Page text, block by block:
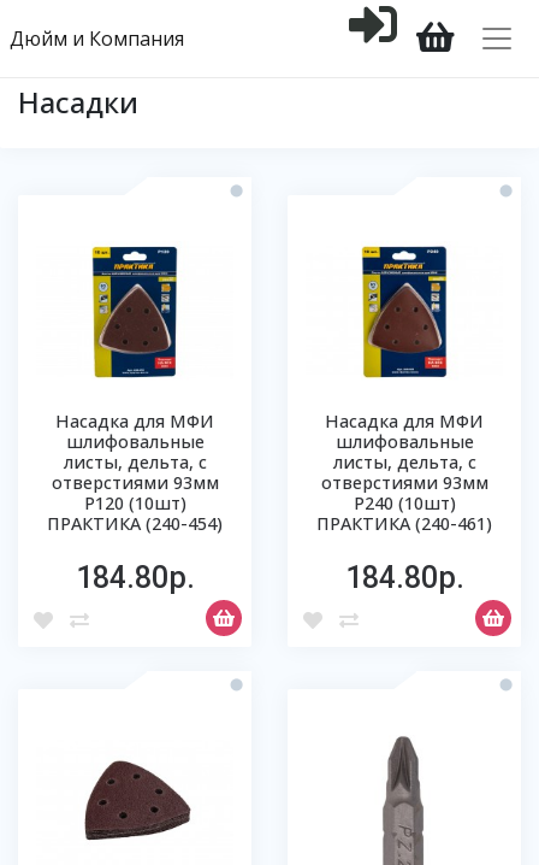
Дюйм и Компания
Насадки
Насадка для МФИ
шлифовальные
листы, дельта, с
отверстиями 93мм
Р120 (10шт)
ПРАКТИКА (240-454)
184.80р.
Насадка для МФИ
шлифовальные
листы, дельта, с
отверстиями 93мм
Р240 (10шт)
ПРАКТИКА (240-461)
184.80р.